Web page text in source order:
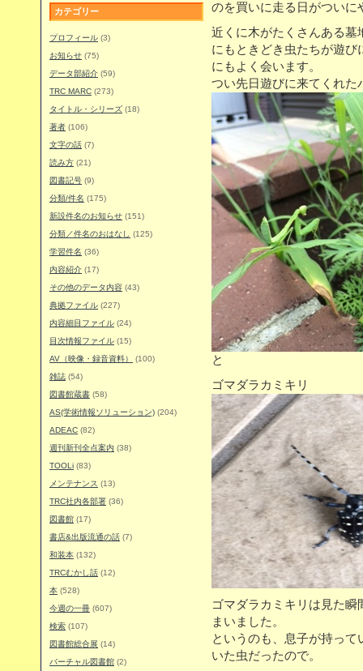
カテゴリー
プロフィール (3)
お知らせ (75)
データ部紹介 (59)
TRC MARC (273)
タイトル・シリーズ (18)
著者 (106)
文字の話 (7)
読み方 (21)
図書記号 (9)
分類/件名 (175)
新設件名のお知らせ (151)
分類／件名のおはなし
(125)
学習件名 (36)
内容紹介 (17)
その他のデータ内容 (43)
典拠ファイル (227)
内容細目ファイル (24)
目次情報ファイル (15)
AV（映像・録音資料）
(100)
雑誌 (54)
図書館蔵書 (58)
AS(学術情報ソリューション) (204)
ADEAC (82)
週刊新刊全点案内 (38)
TOOLi (83)
メンテナンス (13)
TRC社内各部署 (36)
図書館 (17)
書店&出版流通の話 (7)
和装本 (132)
TRCむかし話 (12)
本 (528)
今週の一冊 (607)
検索 (107)
図書館総合展 (14)
バーチャル図書館 (2)
のを買いに走る日がついに
近くに木がたくさんある墓
にもときどき虫たちが遊
にもよく会います。
つい先日遊びに来てくれた
と
ゴマダラカミキリ
ゴマダラカミキリは見た
まいました。
というのも、息子が持っ
いた虫だったので。